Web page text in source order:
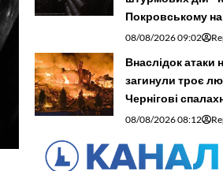
Покровському
08/08/2026 09:02
Внаслідок атаки
загинули троє
Чернігові
08/08/2026 08:12